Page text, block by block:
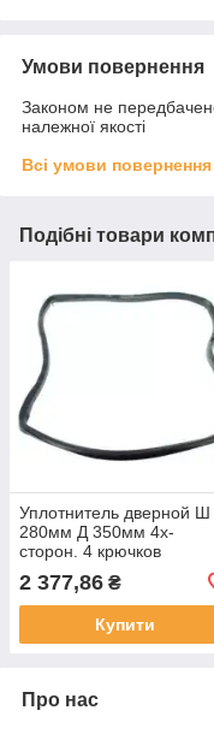
Умови повернення
Законом не
належної якості
Всі умови повернення
Подібні товари
Уплотнитель дверной Ш
280мм Д 350мм 4х-
сторон. 4 крючков
наружный размер для
Smeg, Smeg-
2 377,86 ₴
Купити
Про нас